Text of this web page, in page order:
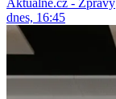
Aktuálně.cz - Zprávy
dnes, 16:45